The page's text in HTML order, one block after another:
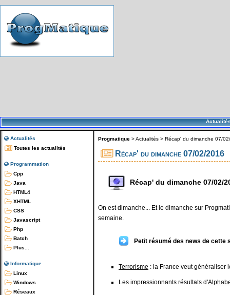
Actualités
Toutes les actualités
Programmation
Cpp
Java
HTML4
XHTML
CSS
Javascript
Php
Batch
Plus...
Informatique
Linux
Windows
Réseaux
Progmatique >Actualités > Récap' du dimanche 07/
Récap' du dimanche 07/02/2016
Récap' du dimanche 07/02/
On est dimanche... Et le dimanche sur
semaine.
Petit résumé des news de cette
Terrorisme : la France veut généraliser
Les impressionnants résultats d'